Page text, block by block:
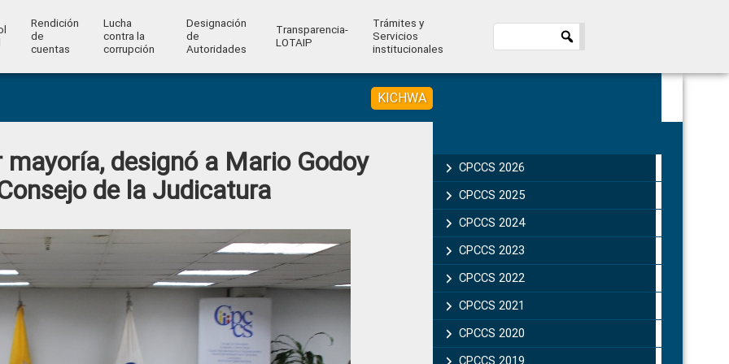
Rendición
de
cuentas
Lucha
contra la
corrupción
Designación
de
Autoridades
Transparencia-
LOTAIP
Trámites y
Servicios
institucionales
KICHWA
mayoría, designó a Mario Godoy
de la Judicatura
Sidebar
CPCCS 2026
CPCCS 2025
CPCCS 2024
CPCCS 2023
CPCCS 2022
CPCCS 2021
CPCCS 2020
CPCCS 2019 .